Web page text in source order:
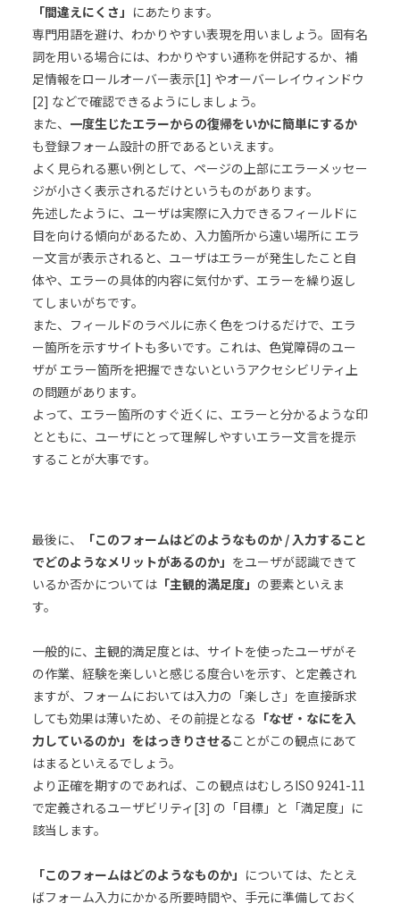
「間違えにくさ」 にあたります。
専門用語を避け、わかりやすい表現を用いましょう。固有名
詞を用いる場合には、わかりやすい通称を併記するか、補
足情報をロールオーバー表示[1] やオーバーレイウィンドウ
[2] などで確認できるようにしましょう。
また、 一度生じたエラーからの復帰をいかに簡単にするか
も登録フォーム設計の肝であるといえます。
よく見られる悪い例として、ページの上部にエラーメッセー
ジが小さく表示されるだけというものがあります。
先述したように、ユーザは実際に入力できるフィールドに
目を向ける傾向があるため、入力箇所から遠い場所に エラ
ー文言が表示されると、ユーザはエラーが発生したこと自
体や、エラーの具体的内容に気付かず、エラーを繰り返し
てしまいがちです。
また、フィールドのラベルに赤く色をつけるだけで、エラ
ー箇所を示すサイトも多いです。これは、色覚障碍のユー
ザが エラー箇所を把握できないというアクセシビリティ上
の問題があります。
よって、エラー箇所のすぐ近くに、エラーと分かるような印
とともに、ユーザにとって理解しやすいエラー文言を提示
することが大事です。
最後に、
「このフォームはどのようなものか / 入力すること
でどのようなメリットがあるのか」 をユーザが認識できて
いるか否かについては「主観的満足度」 の要素といえま
す。
一般的に、主観的満足度とは、サイトを使ったユーザがそ
の作業、経験を楽しいと感じる度合いを示す、と定義され
ますが、フォームにおいては入力の「楽しさ」を直接訴求
しても効果は薄いため、その前提となる 「なぜ・なにを入
力しているのか」をはっきりさせることがこの観点にあて
はまるといえるでしょう。
より正確を期すのであれば、この観点はむしろISO 9241-11
で定義されるユーザビリティ[3] の「目標」と「満足度」に
該当します。
「このフォームはどのようなものか」 については、たとえ
ばフォーム入力にかかる所要時間や、手元に準備しておく